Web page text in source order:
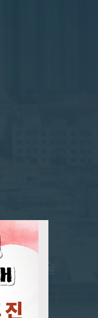
하는 병원
초
례 수술
제시